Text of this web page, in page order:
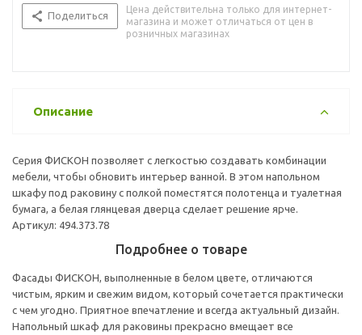
Поделиться
Цена действительна только для интернет-
магазина и может отличаться от цен в
розничных магазинах
Описание
Серия ФИСКОН позволяет с легкостью создавать комбинации
мебели, чтобы обновить интерьер ванной. В этом напольном
шкафу под раковину с полкой поместятся полотенца и туалетная
бумага, а белая глянцевая дверца сделает решение ярче.
Артикул: 494.373.78
Подробнее о товаре
Фасады ФИСКОН, выполненные в белом цвете, отличаются
чистым, ярким и свежим видом, который сочетается практически
с чем угодно. Приятное впечатление и всегда актуальный дизайн.
Напольный шкаф для раковины прекрасно вмещает все